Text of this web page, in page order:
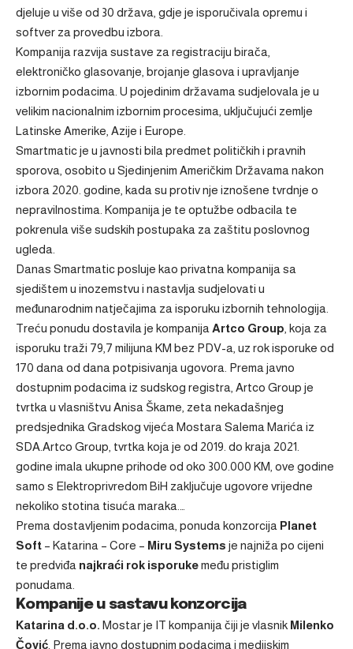
djeluje u više od 30 država, gdje je isporučivala opremu i
softver za provedbu izbora.
Kompanija razvija sustave za registraciju birača,
elektroničko glasovanje, brojanje glasova i upravljanje
izbornim podacima. U pojedinim državama sudjelovala je u
velikim nacionalnim izbornim procesima, uključujući zemlje
Latinske Amerike, Azije i Europe.
Smartmatic je u javnosti bila predmet političkih i pravnih
sporova, osobito u Sjedinjenim Američkim Državama nakon
izbora 2020. godine, kada su protiv nje iznošene tvrdnje o
nepravilnostima. Kompanija je te optužbe odbacila te
pokrenula više sudskih postupaka za zaštitu poslovnog
ugleda.
Danas Smartmatic posluje kao privatna kompanija sa
sjedištem u inozemstvu i nastavlja sudjelovati u
međunarodnim natječajima za isporuku izbornih tehnologija.
Treću ponudu dostavila je kompanija Artco Group , koja za
isporuku traži 79,7 milijuna KM bez PDV-a, uz rok isporuke od
170 dana od dana potpisivanja ugovora. Prema javno
dostupnim podacima iz sudskog registra, Artco Group je
tvrtka u vlasništvu Anisa Škame, zeta nekadašnjeg
predsjednika Gradskog vijeća Mostara Salema Marića iz
SDA.Artco Group, tvrtka koja je od 2019. do kraja 2021.
godine imala ukupne prihode od oko 300.000 KM, ove godine
samo s Elektroprivredom BiH zaključuje ugovore vrijedne
nekoliko stotina tisuća maraka.…
Prema dostavljenim podacima, ponuda konzorcija Planet
Soft – Katarina – Core – Miru Systems je najniža po cijeni
te predviđa najkraći rok isporukemeđu pristiglim
ponudama.
Kompanije u sastavu konzorcija
Katarina d.o.o. Mostar je IT kompanija čiji je vlasnik Milenko
Čović . Prema javno dostupnim podacima i medijskim